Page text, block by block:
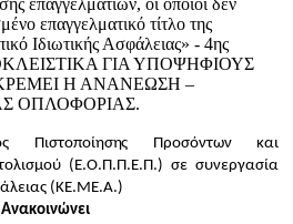
επαγγελματικό τίτλο της
Ιδιωτικής Ασφάλειας» - 4ης
ΓΙΑ ΥΠΟΨΗΦΙΟΥΣ
Η ΑΝΑΝΕΩΣΗ –
ΟΠΛΟΦΟΡΙΑΣ.
ς Π ιστοποίησης Προσόντων και
μού ( Ε.Ο. Π . Π .Ε. Π .)σε συνεργασία
λειας ( ΚΕ. Μ Ε.Α.)
Ανακοινώνει